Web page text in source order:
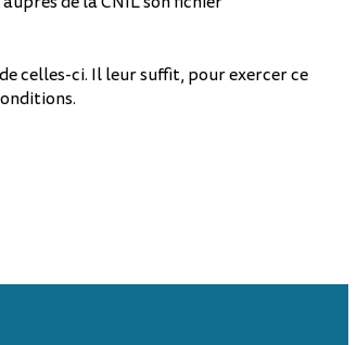
celles-ci. Il leur suffit, pour exercer ce